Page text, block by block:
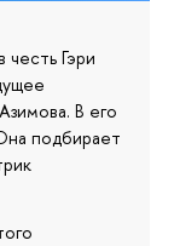
честь Гэри
В его
подбирает